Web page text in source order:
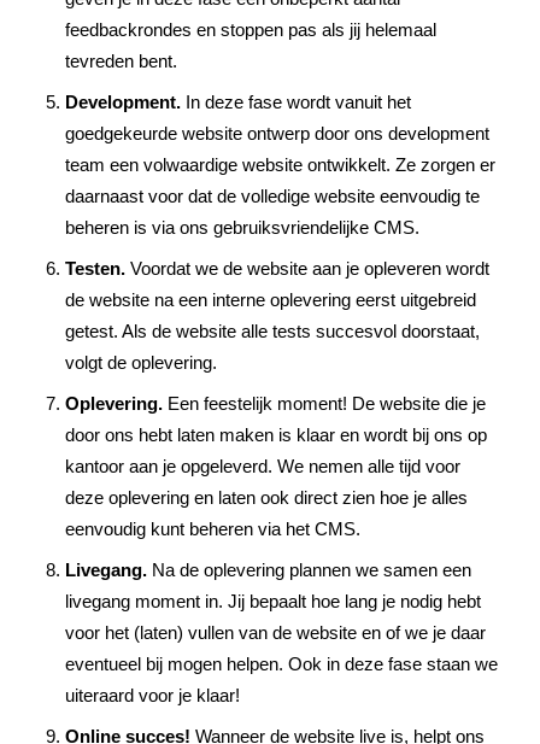
feedbackrondes en stoppen pas als jij helemaal
tevreden bent.
Development. In deze fase wordt vanuit het
goedgekeurde website ontwerp door ons development
team een volwaardige website ontwikkelt. Ze zorgen er
daarnaast voor dat de volledige website eenvoudig te
beheren is via ons gebruiksvriendelijke CMS.
Testen. Voordat we de website aan je opleveren wordt
de website na een interne oplevering eerst uitgebreid
getest. Als de website alle tests succesvol doorstaat,
volgt de oplevering.
Oplevering. Een feestelijk moment! De website die je
door ons hebt laten maken is klaar en wordt bij ons op
kantoor aan je opgeleverd. We nemen alle tijd voor
deze oplevering en laten ook direct zien hoe je alles
eenvoudig kunt beheren via het CMS.
Livegang. Na de oplevering plannen we samen een
livegang moment in. Jij bepaalt hoe lang je nodig hebt
voor het (laten) vullen van de website en of we je daar
eventueel bij mogen helpen. Ook in deze fase staan we
uiteraard voor je klaar!
Online succes! Wanneer de website live is, helpt ons